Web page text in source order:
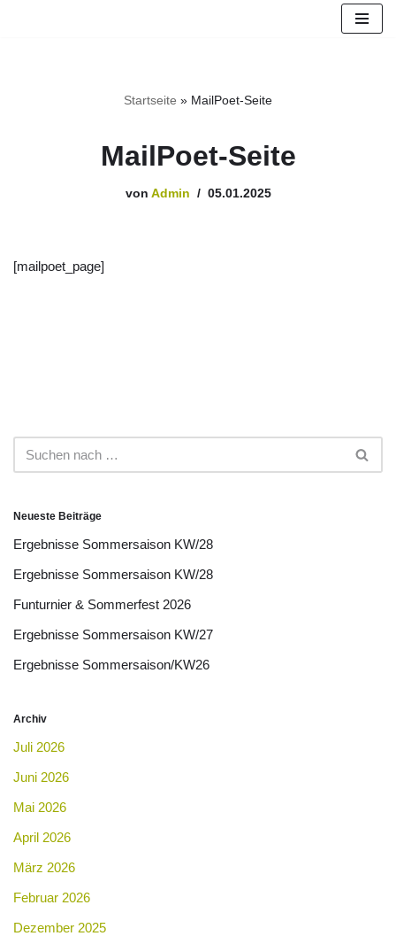
Startseite » MailPoet-Seite
MailPoet-Seite
von Admin 05.01.2025
[mailpoet_page]
Neueste Beiträge
Ergebnisse Sommersaison KW/28
Ergebnisse Sommersaison KW/28
Funturnier & Sommerfest 2026
Ergebnisse Sommersaison KW/27
Ergebnisse Sommersaison/KW26
Archiv
Juli 2026
Juni 2026
Mai 2026
April 2026
März 2026
Februar 2026
Dezember 2025